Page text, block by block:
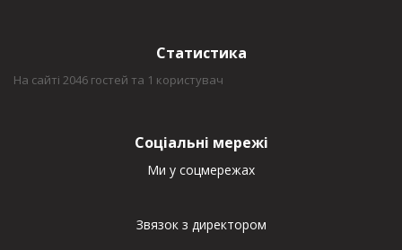
Статистика
На сайті 2046 гостей та 1 користувач
Соціальні мережі
Ми у соцмережах
Звязок з директором